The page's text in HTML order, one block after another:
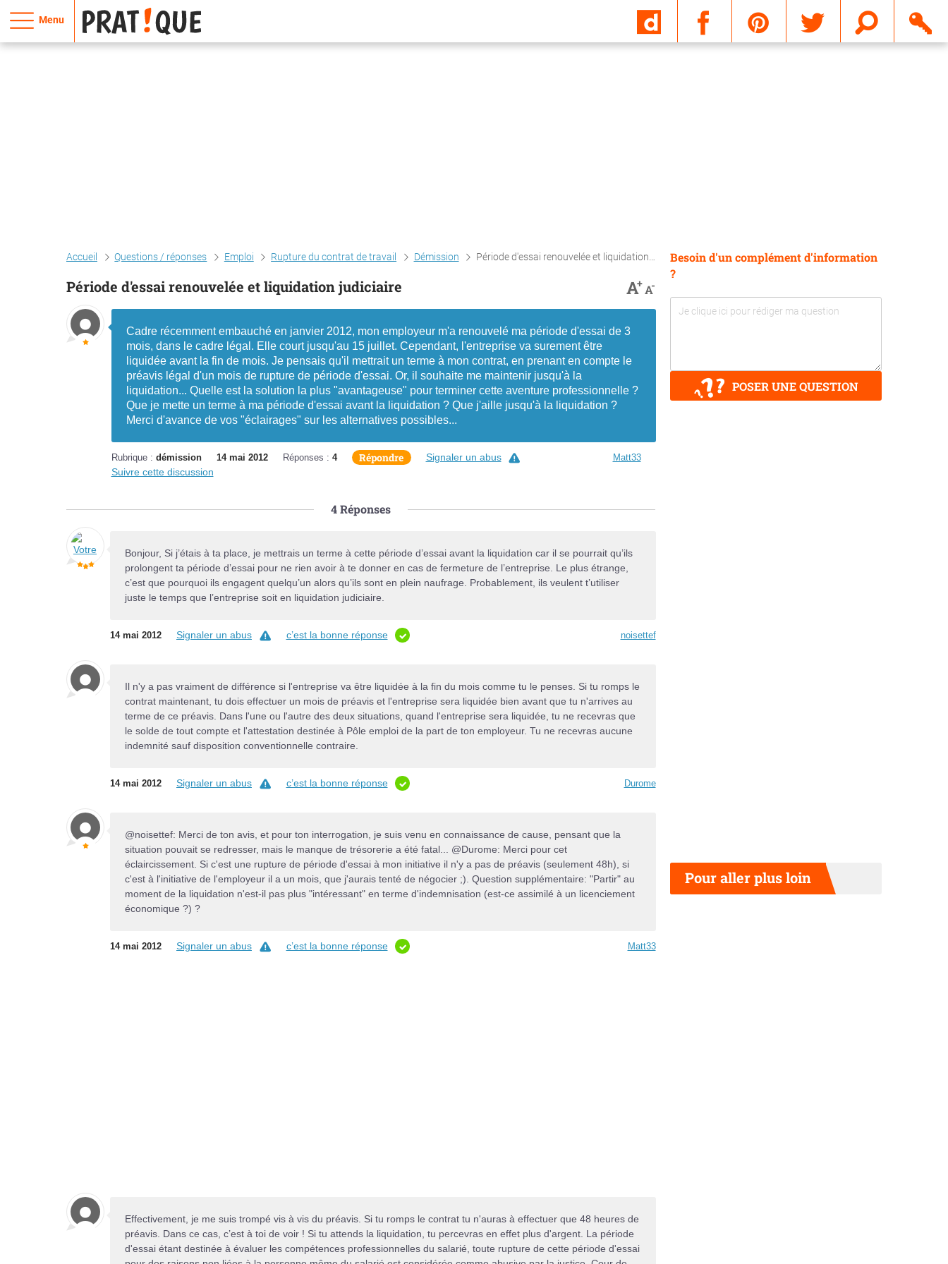
Menu
Accueil Questions / réponses Emploi Rupture du contrat de travail Démission Période d'essai renouvelée et liquidation judiciaire
Période d'essai renouvelée et liquidation judiciaire A+A-
Cadre récemment embauché en janvier 2012, mon employeur m'a renouvelé ma période d'essai de 3
mois, dans le cadre légal. Elle court jusqu'au 15 juillet. Cependant, l'entreprise va surement être
liquidée avant la fin de mois. Je pensais qu'il mettrait un terme à mon contrat, en prenant en compte le
préavis légal d'un mois de rupture de période d'essai. Or, il souhaite me maintenir jusqu'à la
liquidation... Quelle est la solution la plus "avantageuse" pour terminer cette aventure professionnelle ?
Que je mette un terme à ma période d'essai avant la liquidation ? Que j'aille jusqu'à la liquidation ?
Merci d'avance de vos "éclairages" sur les alternatives possibles...
Rubrique : démission 14 mai 2012 Réponses : 4 Répondre Matt33
Signaler un abus
Suivre cette discussion
4Réponses
Bonjour, Si j’étais à ta place, je mettrais un terme à cette période d’essai avant la liquidation car il se pourrait qu’ils
prolongent ta période d’essai pour ne rien avoir à te donner en cas de fermeture de l’entreprise. Le plus étrange,
c’est que pourquoi ils engagent quelqu’un alors qu’ils sont en plein naufrage. Probablement, ils veulent t’utiliser
juste le temps que l’entreprise soit en liquidation judiciaire.
14 mai 2012 Signaler un abus c’est la bonne réponse noisettef
Il n'y a pas vraiment de différence si l'entreprise va être liquidée à la fin du mois comme tu le penses. Si tu romps le
contrat maintenant, tu dois effectuer un mois de préavis et l'entreprise sera liquidée bien avant que tu n'arrives au
terme de ce préavis. Dans l'une ou l'autre des deux situations, quand l'entreprise sera liquidée, tu ne recevras que
le solde de tout compte et l'attestation destinée à Pôle emploi de la part de ton employeur. Tu ne recevras aucune
indemnité sauf disposition conventionnelle contraire.
14 mai 2012 Signaler un abus c’est la bonne réponse Durome
@noisettef: Merci de ton avis, et pour ton interrogation, je suis venu en connaissance de cause, pensant que la
situation pouvait se redresser, mais le manque de trésorerie a été fatal... @Durome: Merci pour cet
éclaircissement. Si c'est une rupture de période d'essai à mon initiative il n'y a pas de préavis (seulement 48h), si
c'est à l'initiative de l'employeur il a un mois, que j'aurais tenté de négocier ;). Question supplémentaire: "Partir" au
moment de la liquidation n'est-il pas plus "intéressant" en terme d'indemnisation (est-ce assimilé à un licenciement
économique ?) ?
14 mai 2012 Signaler un abus c’est la bonne réponse Matt33
Effectivement, je me suis trompé vis à vis du préavis. Si tu romps le contrat tu n'auras à effectuer que 48 heures de
préavis. Dans ce cas, c’est à toi de voir ! Si tu attends la liquidation, tu percevras en effet plus d'argent. La période
d'essai étant destinée à évaluer les compétences professionnelles du salarié, toute rupture de cette période d'essai
Besoin d'un complément d'information
?
POSER UNE QUESTION
Pour aller plus loin